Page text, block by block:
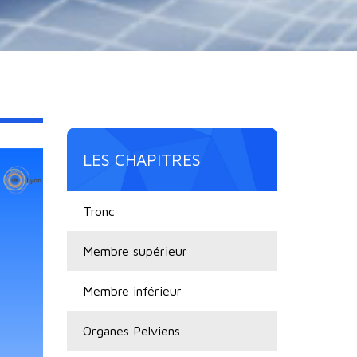
LES CHAPITRES
Tronc
Membre supérieur
Membre inférieur
Organes Pelviens